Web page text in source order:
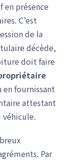
en présence
C’est
de la
décède,
doit faire
fournissant
attestant
Par